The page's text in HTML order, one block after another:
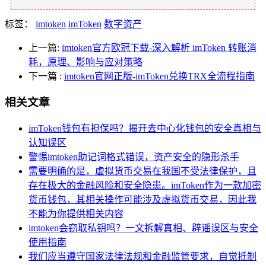
标签： imtoken imToken 数字资产
上一篇: imtoken官方欧冠下载-深入解析 imToken 转账消
耗，原理、影响与应对策略
下一篇 : imtoken官网正版-imToken兑换TRX全流程指南
相关文章
imToken钱包有担保吗？揭开去中心化钱包的安全真相与
认知误区
警惕imtoken助记词格式错误，资产安全的隐形杀手
需要明确的是，虚拟货币交易在我国不受法律保护，且
存在极大的金融风险和安全隐患。imToken作为一款加密
货币钱包，其相关操作可能涉及虚拟货币交易，因此我
不能为你提供相关内容
imtoken会窃取私钥吗？一文拆解真相、辟谣误区与安全
使用指南
我们应当遵守国家法律法规和金融监管要求，自觉抵制